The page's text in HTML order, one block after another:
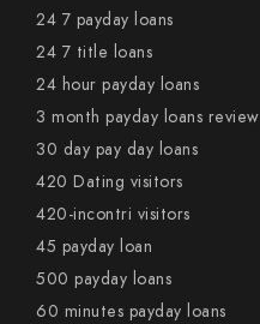
24 7 payday loans
24 7 title loans
24 hour payday loans
3 month payday loans review
30 day pay day loans
420 Dating visitors
420-incontri visitors
45 payday loan
500 payday loans
60 minutes payday loans